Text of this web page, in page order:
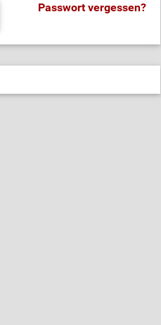
Passwort vergessen?